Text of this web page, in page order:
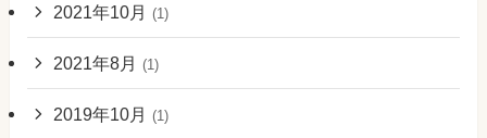
2021年10月 (1)
2021年8月 (1)
2019年10月 (1)